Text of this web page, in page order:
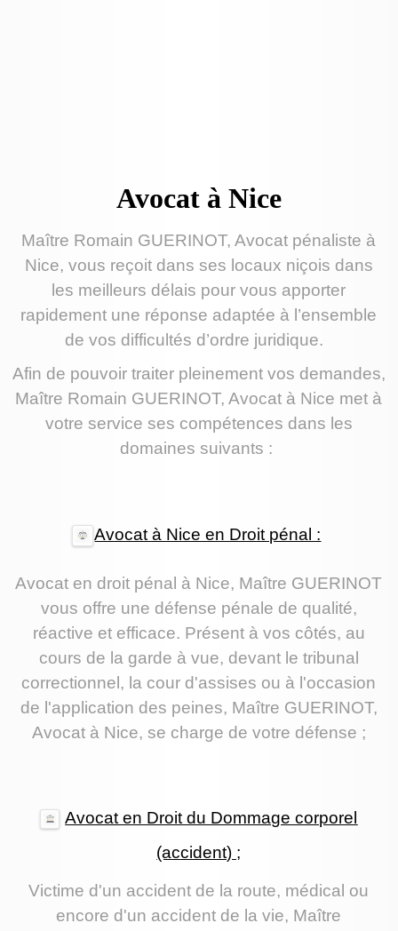
Avocat à Nice
Maître Romain GUERINOT, Avocat pénaliste à
Nice, vous reçoit dans ses locaux niçois dans
les meilleurs délais pour vous apporter
rapidement une réponse adaptée à l’ensemble
de vos difficultés d’ordre juridique.
Afin de pouvoir traiter pleinement vos demandes,
Maître Romain GUERINOT, Avocat à Nice met à
votre service ses compétences dans les
domaines suivants :
Avocat à Nice en Droit pénal :
Avocat en droit pénal à Nice, Maître GUERINOT
vous offre une défense pénale de qualité,
réactive et efficace. Présent à vos côtés, au
cours de la garde à vue, devant le tribunal
correctionnel, la cour d'assises ou à l'occasion
de l'application des peines, Maître GUERINOT,
Avocat à Nice, se charge de votre défense ;
Avocat en Droit du Dommage corporel
(accident) ;
Victime d'un accident de la route, médical ou
encore d'un accident de la vie, Maître